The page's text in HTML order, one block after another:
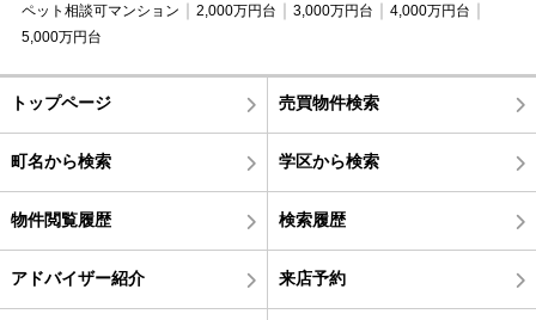
ペット相談可マンション
2,000万円台 3,000万円台
4,000万円台
5,000万円台
トップページ 売買物件検索
町名から検索 学区から検索
物件閲覧履歴 検索履歴
アドバイザー紹介 来店予約